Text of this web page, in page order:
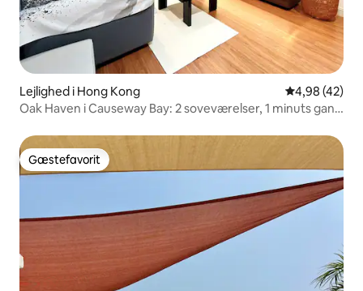
Lejlighed i Hong Kong 4,98 ud af 5 i
4,98 (42)
Oak Haven i Causeway Bay: 2 soveværelser, 1 minuts gang
Gæstefavorit
Gæstefavorit